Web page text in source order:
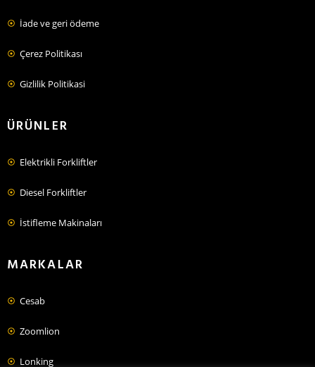
İade ve geri ödeme
Çerez Politikası
Gizlilik Politikasi
ÜRÜNLER
Elektrikli Forkliftler
Diesel Forkliftler
İstifleme Makinaları
MARKALAR
Cesab
Zoomlion
Lonking